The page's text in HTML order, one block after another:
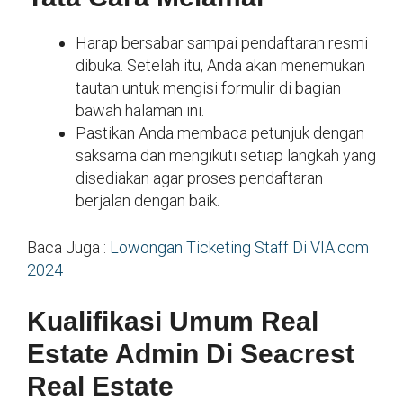
Harap bersabar sampai pendaftaran resmi
dibuka. Setelah itu, Anda akan menemukan
tautan untuk mengisi formulir di bagian
bawah halaman ini.
Pastikan Anda membaca petunjuk dengan
saksama dan mengikuti setiap langkah yang
disediakan agar proses pendaftaran
berjalan dengan baik.
Baca Juga : Lowongan Ticketing Staff Di VIA.com
2024
Kualifikasi Umum Real
Estate Admin Di Seacrest
Real Estate